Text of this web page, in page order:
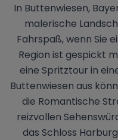
In Buttenwiesen,
malerische
Fahrspaß, wenn Sie
Region ist gespickt
eine Spritztour in
Buttenwiesen aus
die Romantische
reizvollen
das Schloss